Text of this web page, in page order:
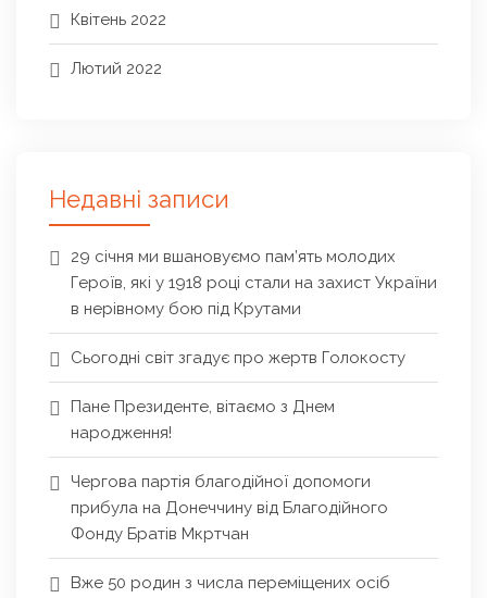
Квітень 2022
Лютий 2022
Недавні записи
29 січня ми вшановуємо пам’ять молодих
Героїв, які у 1918 році стали на захист України
в нерівному бою під Крутами
Сьогодні світ згадує про жертв Голокосту
Пане Президенте, вітаємо з Днем
народження!
Чергова партія благодійної допомоги
прибула на Донеччину від Благодійного
Фонду Братів Мкртчан
Вже 50 родин з числа переміщених осіб